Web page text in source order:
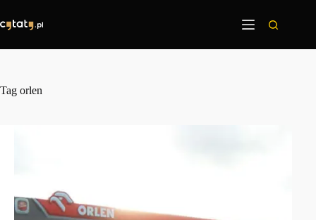
treści
Tag orlen